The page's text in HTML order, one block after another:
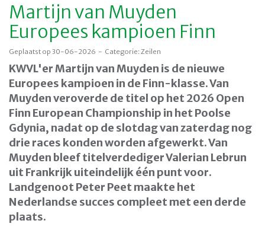
Martijn van Muyden
Europees kampioen Finn
Geplaatst op 30-06-2026 - Categorie: Zeilen
KWVL'er Martijn van Muyden is de nieuwe
Europees kampioen in de Finn-klasse. Van
Muyden veroverde de titel op het 2026 Open
Finn European Championship in het Poolse
Gdynia, nadat op de slotdag van zaterdag nog
drie races konden worden afgewerkt. Van
Muyden bleef titelverdediger Valerian Lebrun
uit Frankrijk uiteindelijk één punt voor.
Landgenoot Peter Peet maakte het
Nederlandse succes compleet met een derde
plaats.